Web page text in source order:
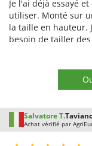
Je l'ai déjà essayé
utiliser. Monté sur
la taille en hauteur.
besoin de tailler
Salvatore T.
Achat vérifié par